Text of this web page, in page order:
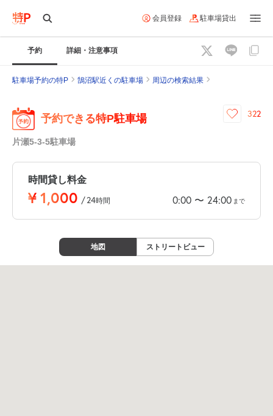
会員登録 駐車場貸出
予約 詳細・注意事項
駐車場予約の特P 鵠沼駅近くの駐車場 周辺の検索結果
予約できる特P駐車場
片瀬5-3-5駐車場
322
時間貸し料金
¥1,000 /24時間 0:00 〜 24:00 まで
地図 ストリートビュー